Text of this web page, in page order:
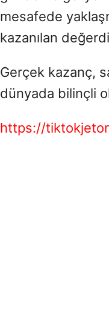
mesafede
kazanılan
Gerçek kazanç,
dünyada bilinçli
https://